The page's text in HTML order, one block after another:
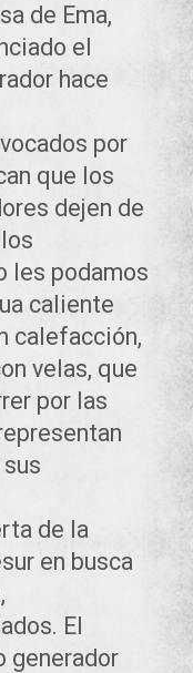
de Ema,
el
hace
por
que los
dejen de
les podamos
caliente
calefacción,
velas, que
por las
de la
en busca
El
generador